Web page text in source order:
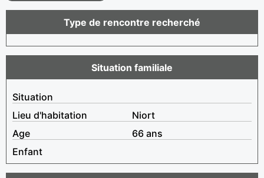
Type de rencontre recherché
Situation familiale
Situation
Lieu d'habitation
Niort
Age
66 ans
Enfant